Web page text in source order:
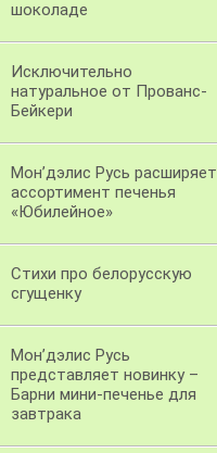
шоколаде
Исключительно
натуральное от Прованс-
Бейкери
Мон’дэлис Русь расширяет
ассортимент печенья
«Юбилейное»
Стихи про белорусскую
сгущенку
Мон’дэлис Русь
представляет новинку –
Барни мини-печенье для
завтрака